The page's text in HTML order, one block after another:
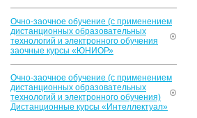
Очно-заочное обучение (с применением
дистанционных образовательных
технологий и электронного обучения
заочные курсы «ЮНИОР»
Очно-заочное обучение (с применением
дистанционных образовательных
технологий и электронного обучения)
Дистанционные курсы «Интеллектуал»